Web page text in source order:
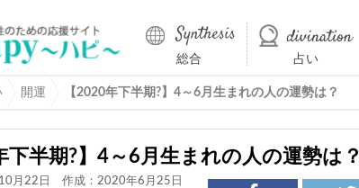
総合 占い
開運 【2020年下半期?】4～6月生まれの人の運勢は？
下半期?】4～6月生まれの人の運勢は？
月22日
作成：2020年6月25日